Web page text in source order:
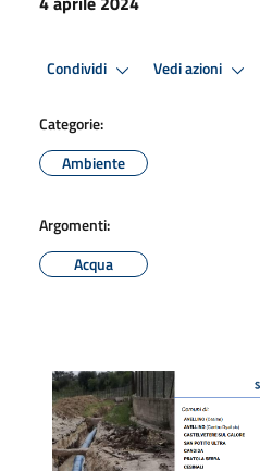
Condividi Vedi azioni
Categorie:
Ambiente
Argomenti:
Acqua